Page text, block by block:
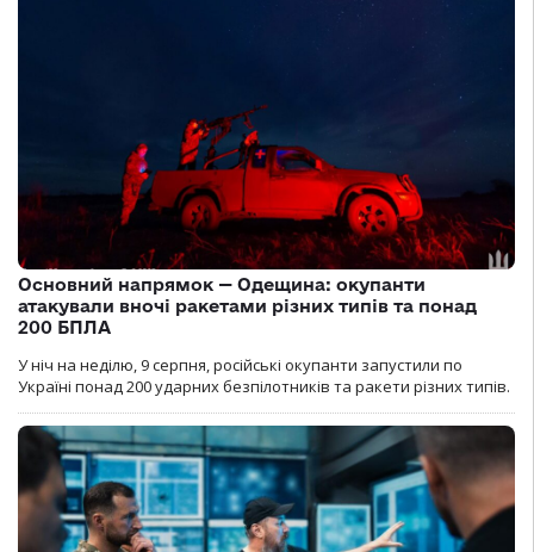
Основний напрямок — Одещина: окупанти
атакували вночі ракетами різних типів та понад
200 БПЛА
У ніч на неділю, 9 серпня, російські окупанти запустили по
Україні понад 200 ударних безпілотників та ракети різних типів.